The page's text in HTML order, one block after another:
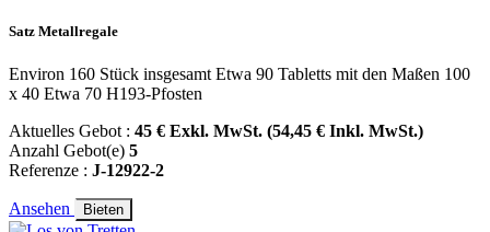
Satz Metallregale
Environ 160 Stück insgesamt Etwa 90 Tabletts mit den Maßen 100
x 40 Etwa 70 H193-Pfosten
Aktuelles Gebot : 45 € Exkl. MwSt. (54,45 € Inkl. MwSt.)
Anzahl Gebot(e) 5
Referenze : J-12922-2
Ansehen Bieten